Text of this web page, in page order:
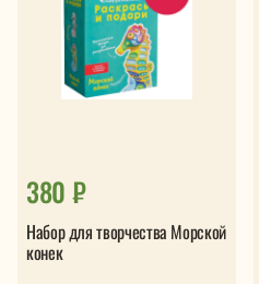
380 ₽
Набор для творчества Морской
конек